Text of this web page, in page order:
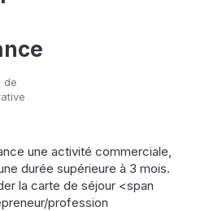
de
une activité commerciale,
durée supérieure à 3 mois.
la carte de séjour <span
profession